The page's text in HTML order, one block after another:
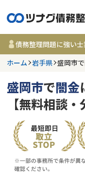
債務整理問題に強い
ホーム 岩手県 盛岡市
盛岡市で闇金
【無料相談